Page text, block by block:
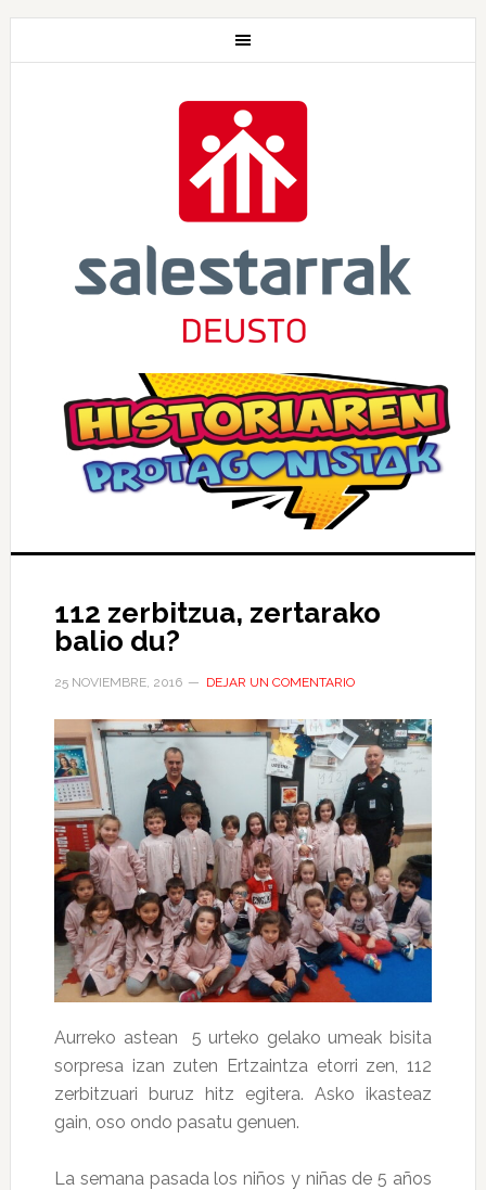
112 zerbitzua, zertarako
balio du?
25 NOVIEMBRE, 2016 DEJAR UN COMENTARIO
Aurreko astean 5 urteko gelako umeak bisita
sorpresa izan zuten Ertzaintza etorri zen, 112
zerbitzuari buruz hitz egitera. Asko ikasteaz
gain, oso ondo pasatu genuen.
La semana pasada los niños y niñas de 5 años